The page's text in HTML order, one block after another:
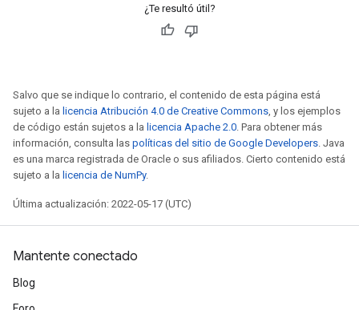
¿Te resultó útil?
Salvo que se indique lo contrario, el contenido de esta página está
sujeto a la licencia Atribución 4.0 de Creative Commons, y los ejemplos
de código están sujetos a la licencia Apache 2.0. Para obtener más
información, consulta las políticas del sitio de Google Developers. Java
es una marca registrada de Oracle o sus afiliados. Cierto contenido está
sujeto a la licencia de NumPy.
Última actualización: 2022-05-17 (UTC)
Mantente conectado
Blog